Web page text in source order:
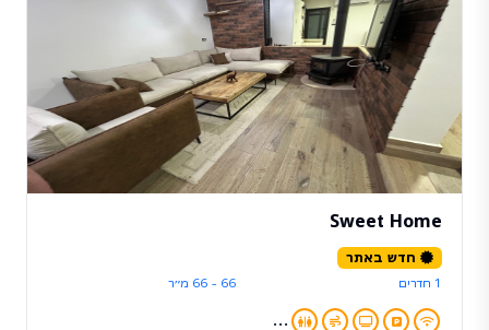
Sweet Home
חדש באתר
1 חדרים 66 - 66 מ״ר
...